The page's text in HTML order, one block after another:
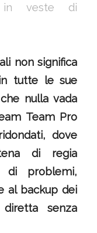
veste di
non significa
tutte le sue
nulla vada
Team Pro
dove
di regia
di problemi,
al backup dei
senza